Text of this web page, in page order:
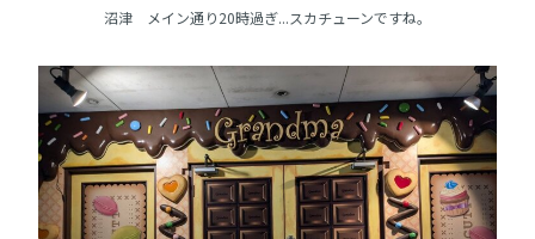
沼津 メイン通り20時過ぎ...スカチューンですね。